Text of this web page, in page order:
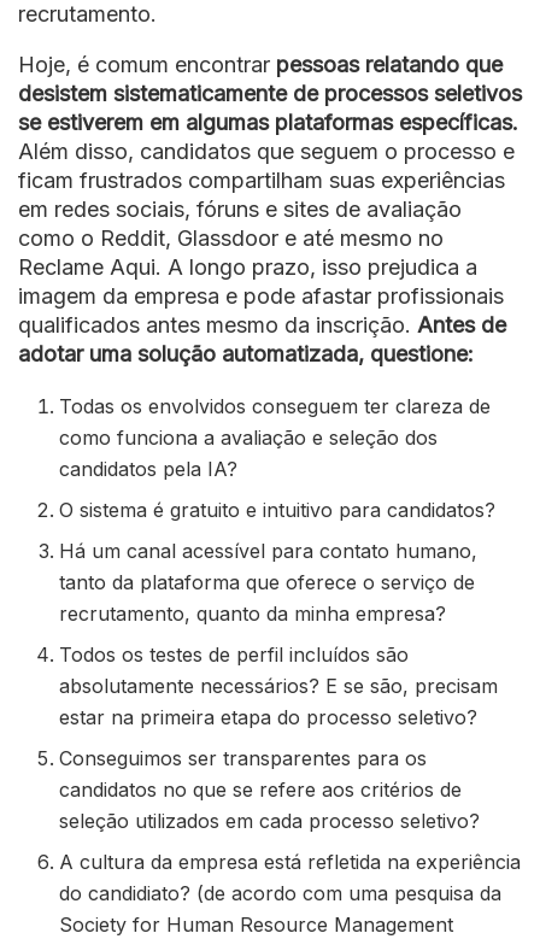
recrutamento.
Hoje, é comum encontrar pessoas relatando que
desistem sistematicamente de processos seletivos
se estiverem em algumas plataformas específicas.
Além disso, candidatos que seguem o processo e
ficam frustrados compartilham suas experiências
em redes sociais, fóruns e sites de avaliação
como o Reddit, Glassdoor e até mesmo no
Reclame Aqui. A longo prazo, isso prejudica a
imagem da empresa e pode afastar profissionais
qualificados antes mesmo da inscrição. Antes de
adotar uma solução automatizada, questione:
Todas os envolvidos conseguem ter clareza de
como funciona a avaliação e seleção dos
candidatos pela IA?
O sistema é gratuito e intuitivo para candidatos?
Há um canal acessível para contato humano,
tanto da plataforma que oferece o serviço de
recrutamento, quanto da minha empresa?
Todos os testes de perfil incluídos são
absolutamente necessários? E se são, precisam
estar na primeira etapa do processo seletivo?
Conseguimos ser transparentes para os
candidatos no que se refere aos critérios de
seleção utilizados em cada processo seletivo?
A cultura da empresa está refletida na experiência
do candidiato? (de acordo com uma pesquisa da
Society for Human Resource Management